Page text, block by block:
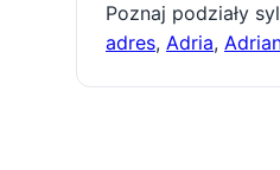
Poznaj podziały
adres, Adria,